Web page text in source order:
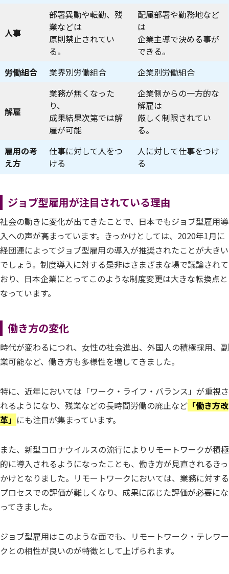
人事
部署異動や転勤、残
業などは
原則禁止されてい
る。
配属部署や勤務地など
は
企業主導で決める事が
できる。
労働組合
業界別労働組合 企業別労働組合
解雇
業務が無くなった
り、
成果結果次第では解
雇が可能
企業側からの一方的な
解雇は
厳しく制限されてい
る。
雇用の考
え方
仕事に対して人をつ
ける
人に対して仕事をつけ
る
ジョブ型雇用が注目されている理由
社会の動きに変化が出てきたことで、日本でもジョブ型雇用導
入への声が高まっています。きっかけとしては、2020年1月に
経団連によってジョブ型雇用の導入が推奨されたことが大きい
でしょう。制度導入に対する是非はさまざまな場で議論されて
おり、日本企業にとってこのような制度変更は大きな転換点と
なっています。
働き方の変化
時代が変わるにつれ、女性の社会進出、外国人の積極採用、副
業可能など、働き方も多様性を増してきました。
特に、近年においては「ワーク・ライフ・バランス」が重視さ
れるようになり、残業などの長時間労働の廃止など 「働き方改
革」 にも注目が集まっています。
また、新型コロナウイルスの流行によりリモートワークが積極
的に導入されるようになったことも、働き方が見直されるきっ
かけとなりました。リモートワークにおいては、業務に対する
プロセスでの評価が難しくなり、成果に応じた評価が必要にな
ってきました。
ジョブ型雇用はこのような面でも、リモートワーク・テレワー
クとの相性が良いのが特徴として上げられます。